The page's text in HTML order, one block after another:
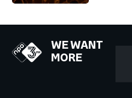
WE WANT
MORE